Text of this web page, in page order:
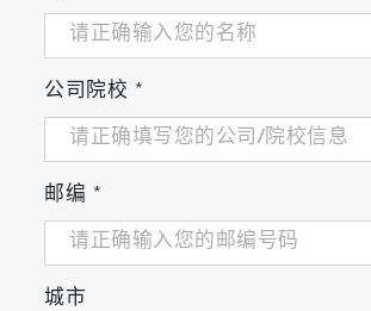
公司院校 *
邮编 *
城市